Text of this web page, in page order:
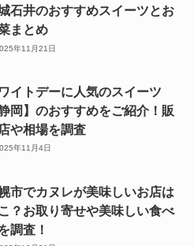
石井のおすすめスイーツとお
まとめ
年11月21日
イトデーに人気のスイーツ
静岡】のおすすめをご紹介！販
や相場を調査
年11月4日
市でカヌレが美味しいお店は
？お取り寄せや美味しい食べ
調査！